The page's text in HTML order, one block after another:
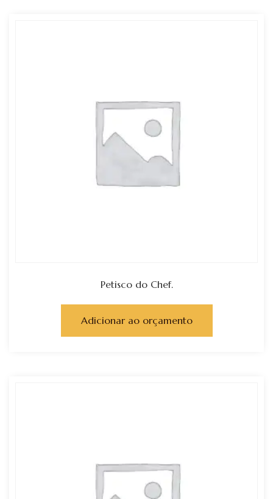
Petisco do Chef.
Adicionar ao orçamento